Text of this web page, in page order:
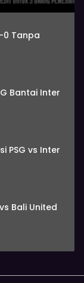
0 Tanpa
Bantai Inter
PSG vs Inter
Bali United